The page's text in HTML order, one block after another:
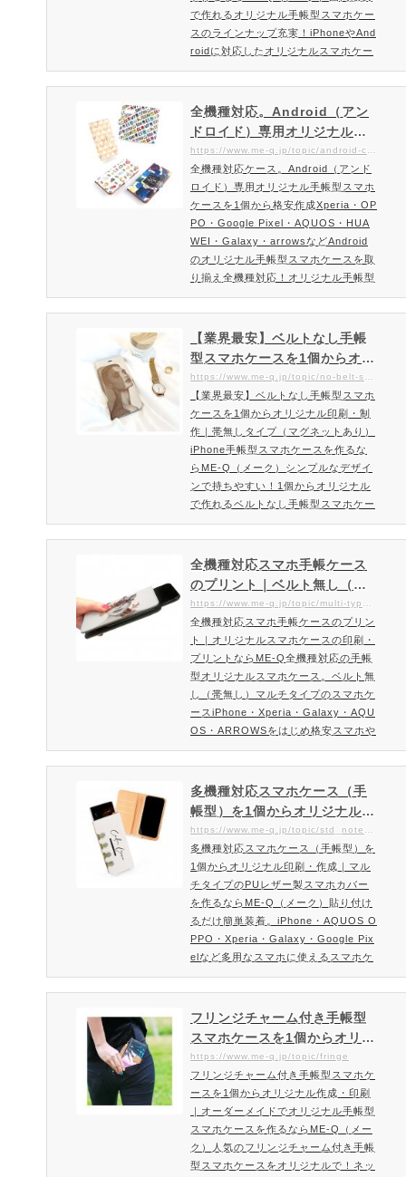
で作れるオリジナル手帳型スマホケー
スのラインナップ充実！iPhoneやAnd
roidに対応したオリジナルスマホケー
ス（手帳型）をご紹介iPhoneはもち
ろん、AQUOS・Xperia・Galaxy・G
oogle Pixel・ARROWS・Android O
neなどAndroidにも対応した手帳型ス
マホケースのラインナップME-Qで
peria・Galaxy・Google Pixel・ARR
OWS・Android OneなどAndroidにも
対応したオリジナ…
全機種対応。Android（アン
ドロイド）専用オリジナル手
帳型スマホケース。1個から格
安作成｜Xperia,Galaxy,arro
ws,AQUOSなど様々なオリジ
ナルのAndroidスマホケース
全機種対応ケース。Android（アンド
ロイド）専用オリジナル手帳型スマホ
ケースを1個から格安作成Xperia・OP
PO・Google Pixel・AQUOS・HUA
WEI・Galaxy・arrowsなどAndroid
のオリジナル手帳型スマホケースを取
り揃え全機種対応！オリジナル手帳型
スマホケース。お探しのAndroid用ス
マホケースがきっと見つかります！あ
なたのスマホやパソコンで、簡単にオ
ーダーメイドでオリジナル手帳型スマ
ホケースが作成できるME-Q（メー
系のスマホケースを随時アップしてい
きます。Xperia,Galaxy,arrows,AQU
OSなど…
【業界最安】ベルトなし手帳
型スマホケースを1個からオリ
ジナル印刷・制作｜帯無しタ
イプ（マグネットあり）iPho
ne手帳型スマホケースを作る
ならME-Q（メーク）
【業界最安】ベルトなし手帳型スマホ
ケースを1個からオリジナル印刷・制
作｜帯無しタイプ（マグネットあり）
iPhone手帳型スマホケースを作るな
らME-Q（メーク）シンプルなデザイ
ンで持ちやすい！1個からオリジナル
で作れるベルトなし手帳型スマホケー
スを格安印刷・作成！マグネットあり
でケースが開け閉めが行いやすいベル
トなし（帯無し）手帳型スマホケース
をオーダーメイドでオリジナル作成ベ
ルト無し（帯無し）手帳型スマホケー
ク無しでオリジナルスマホケースを作
成頂けます。個人用はもちろん…
全機種対応スマホ手帳ケース
のプリント｜ベルト無し（帯
無し）マルチタイプのスマホ
ケース｜オリジナルスマホケ
ースの印刷・プリントならME
-Q（メーク）
全機種対応スマホ手帳ケースのプリン
ト｜オリジナルスマホケースの印刷・
プリントならME-Q全機種対応の手帳
型オリジナルスマホケース。ベルト無
し（帯無し）マルチタイプのスマホケ
ースiPhone・Xperia・Galaxy・AQU
OS・ARROWSをはじめ格安スマホや
Android（アンドロイド）系に対応の
マルチスマホケース古い機種でお好み
の良いケースが見つからない。機種変
更をしたら今まで使っていたスマホケ
ースが使えなくなってしまうと問題な
長く使えて、物販におすすめの全機種
対応スマホケース！iPhoneもAndro…
多機種対応スマホケース（手
帳型）を1個からオリジナル印
刷・作成｜マルチタイプのPU
レザー製スマホカバーを作る
ならME-Q（メーク）
多機種対応スマホケース（手帳型）を
1個からオリジナル印刷・作成｜マル
チタイプのPUレザー製スマホカバー
を作るならME-Q（メーク）貼り付け
るだけ簡単装着。iPhone・AQUOS O
PPO・Xperia・Galaxy・Google Pix
elなど多用なスマホに使えるスマホケ
ースを1個から作成可能スマホケース
の新定番！スライド式で写真撮影も簡
単。多機種対応スマホケースをオリジ
ナル作成スマホを粘着シートで固定す
るタイプになっているので色々なスマ
下にスライドするスライダー（粘着シ
ート）でケースを付けたままでも写…
フリンジチャーム付き手帳型
スマホケースを1個からオリジ
ナル作成・印刷｜オーダーメ
イドでオリジナル手帳型スマ
ホケースを作るならME-Q（メ
ーク）
https://www.me-q.jp/topic/fringe
フリンジチャーム付き手帳型スマホケ
ースを1個からオリジナル作成・印刷
｜オーダーメイドでオリジナル手帳型
スマホケースを作るならME-Q（メー
ク）人気のフリンジチャーム付き手帳
型スマホケースをオリジナルで！ネッ